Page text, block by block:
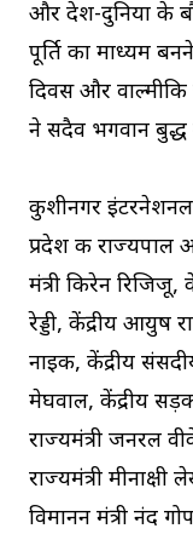
और देश-दुनिया के
पूर्ति का माध्यम
दिवस और
ने सदैव भगवान बुद्ध
कुशीनगर इंटरनेशनल
प्रदेश की राज्यपाल
मंत्री किरेन रिजिजू,
रेड्डी, केंद्रीय आयुष
नाइक, केंद्रीय
मेघवाल, केंद्रीय
राज्यमंत्री जनरल
राज्यमंत्री
विमानन मंत्री नंद